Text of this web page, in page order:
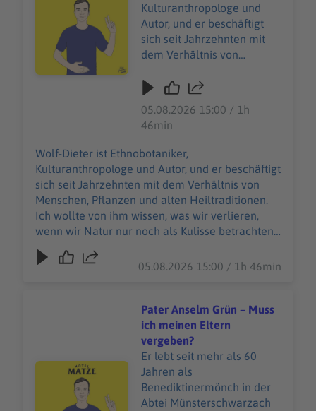
Kulturanthropologe und
Autor, und er beschäftigt
sich seit Jahrzehnten mit
dem Verhältnis von
alten Heiltraditionen. Ich
wir verlieren, wenn wir
Natur nur noch als Kulisse
betrachten und nicht mehr
als etwas, wovon wir selbst
Teil sind. Wir sprechen über
Heilpflanzen,
Schamanismus,
Wissenschaft, Seele, Stadt-
heute wieder nach alten
Es geht um Heilpflanzen,
virtuelle Welten, Zwerge,
Zweifel und um die Frage,
was uns wieder mit der
Natur, mit uns selbst und
mit etwas Größerem
verbinden kann.
05.08.2026 15:00 / 1h
46min
Wolf-Dieter ist Ethnobotaniker,
Kulturanthropologe und Autor, und er beschäftigt
sich seit Jahrzehnten mit dem Verhältnis von
Menschen, Pflanzen und alten Heiltraditionen.
Ich wollte von ihm wissen, was wir verlieren,
wenn wir Natur nur noch als Kulisse betrachten
und nicht mehr als etwas, wovon wir selbst Teil
sind. Wir sprechen über Heilpflanzen,
wieder nach alten Formen von Wissen suchen.
Es geht um Heilpflanzen, virtuelle Welten,
Zwerge, Zweifel und um die Frage, was uns
wieder mit der Natur, mit uns selbst und mit
etwas Größerem verbinden kann.
WERBEPARTNER & RABATTE:
https://linktr.ee/hotelmatze MEIN GAST:
05.08.2026 15:00 / 1h 46min
Audiotitel - Pater Anselm Grün – Muss ich meinen
Pater Anselm Grün – Muss
ich meinen Eltern
vergeben?
Er lebt seit mehr als 60
Jahren als
Benediktinermönch in der
Abtei Münsterschwarzach